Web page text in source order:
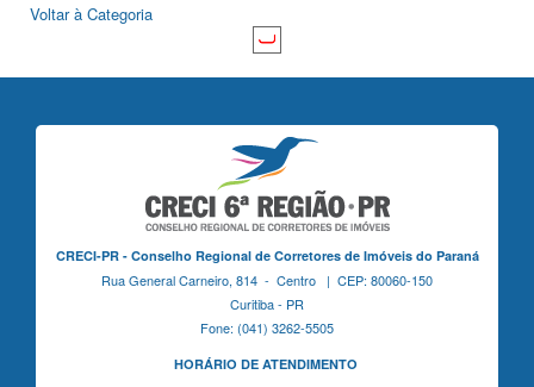
Voltar à Categoria
CRECI-PR - Conselho Regional de Corretores de Imóveis do Paraná
Rua General Carneiro, 814 - Centro | CEP: 80060-150
Curitiba - PR
Fone: (041) 3262-5505
HORÁRIO DE ATENDIMENTO